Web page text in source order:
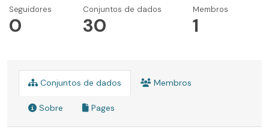
Seguidores
0
Conjuntos de dados
30
Membros
1
Conjuntos de dados Membros
Sobre Pages